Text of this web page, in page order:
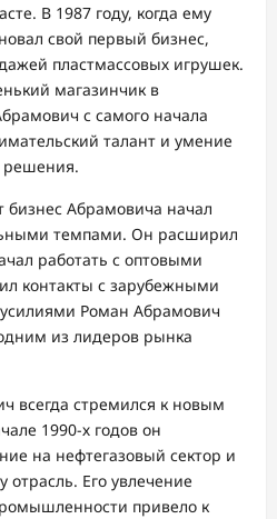
В 1987 году, когда ему
свой первый бизнес,
пластмассовых игрушек.
магазинчик в
с самого начала
талант и умение
решения.
бизнес Абрамовича начал
темпами. Он расширил
работать с оптовыми
контакты с зарубежными
Роман Абрамович
из лидеров рынка
всегда стремился к новым
1990-х годов он
на нефтегазовый сектор и
отрасль. Его увлечение
привело к